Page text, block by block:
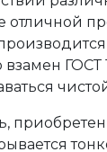
отличной
ГОСТ